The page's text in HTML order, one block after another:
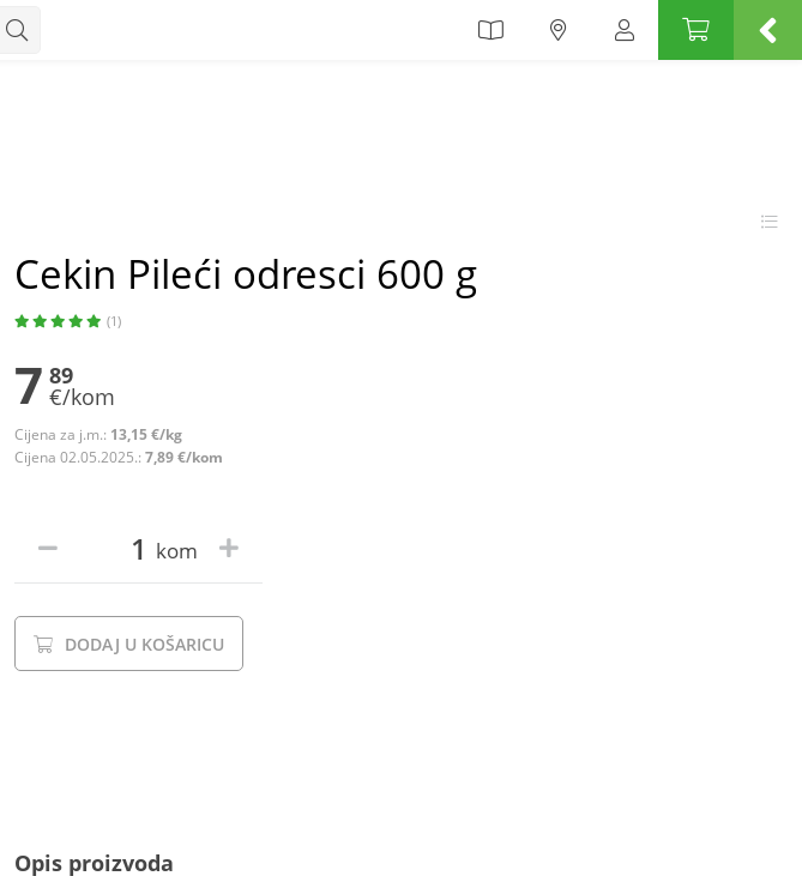
Cekin Pileći odresci 600 g
(1)
7 89
€/kom
Cijena za j.m.: 13,15 €/kg
Cijena 02.05.2025.: 7,89 €/kom
kom
DODAJ U KOŠARICU
Opis proizvoda